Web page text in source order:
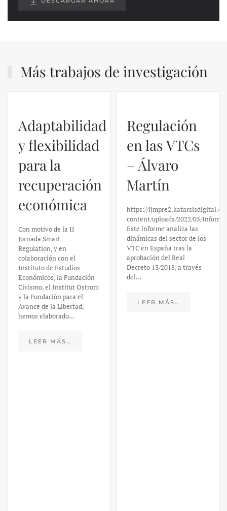
Más trabajos de investigación
Adaptabilidad
y flexibilidad
para la
recuperación
económica
Con motivo de la II
Jornada Smart
Regulation, y en
colaboración con el
Instituto de Estudios
Económicos, la Fundación
Civismo, el Institut Ostrom
y la Fundación para el
Avance de la Libertad,
hemos elaborado…
LEER MÁS…
Regulación
en las VTCs
– Álvaro
Martín
https://
content/uploads/2022/05/
Este informe analiza las
dinámicas del sector de los
VTC en España tras la
aprobación del Real
Decreto 13/2018, a través
del…
LEER MÁS…